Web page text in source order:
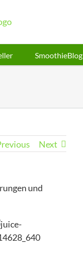
SmoothieBlog
Next
und